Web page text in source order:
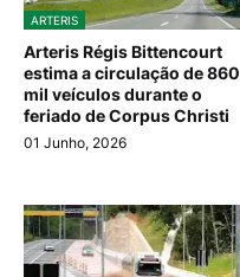
ARTERIS
Arteris Régis Bittencourt
estima a circulação de 860
mil veículos durante o
feriado de Corpus Christi
01 Junho, 2026